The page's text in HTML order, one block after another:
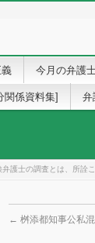
今月の弁護
関係資料集] 弁
護士の調査とは、所詮
← 桝添都知事公私